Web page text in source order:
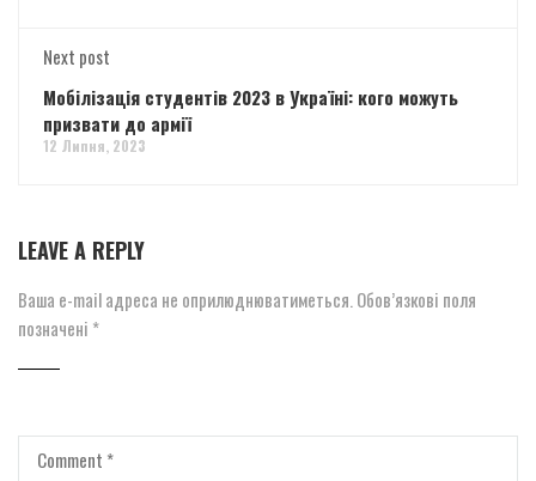
Next post
Мобілізація студентів 2023 в Україні: кого можуть
призвати до армії
12 Липня, 2023
LEAVE A REPLY
Ваша e-mail адреса не оприлюднюватиметься. Обов’язкові поля
позначені *